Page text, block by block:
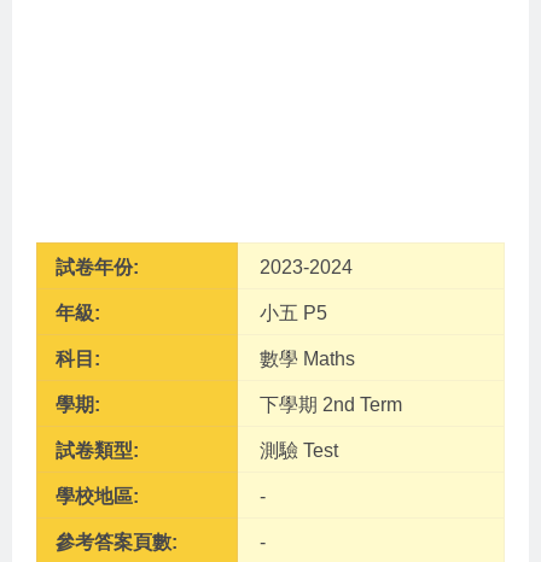
試卷年份: 2023-2024
年級: 小五 P5
科目: 數學 Maths
學期: 下學期 2nd Term
試卷類型: 測驗 Test
學校地區: -
參考答案頁數: -